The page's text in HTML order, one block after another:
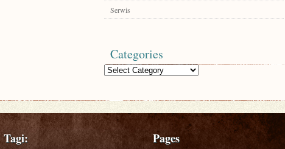
Serwis
Categories
Categories
Tagi: Pages